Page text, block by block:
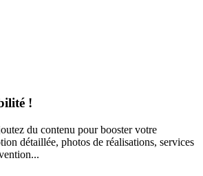
!
du contenu pour booster votre
détaillée, photos de réalisations, services